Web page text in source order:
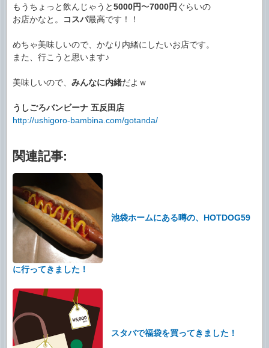
もうちょっと飲んじゃうと5000円〜7000円 ぐらいの
お店かなと。
コスパ最高です！！
めちゃ美味しいので、かなり内緒にしたいお店です。
また、行こうと思います♪
美味しいので、 みんなに内緒だよｗ
うしごろバンビーナ 五反田店
http://ushigoro-bambina.com/gotanda/
関連記事:
池袋ホームにある噂の、HOTDOG59
に行ってきました！
スタバで福袋を買ってきました！